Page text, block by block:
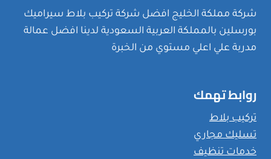
شركة مملكة الخليج افضل شركة تركيب بلاط سيراميك
بورسلين بالمملكة العربية السعودية لدينا افضل عمالة
مدربة علي اعلي مستوي من الخبرة
روابط تهمك
تركيب بلاط
تسليك مجاري
خدمات تنظيف